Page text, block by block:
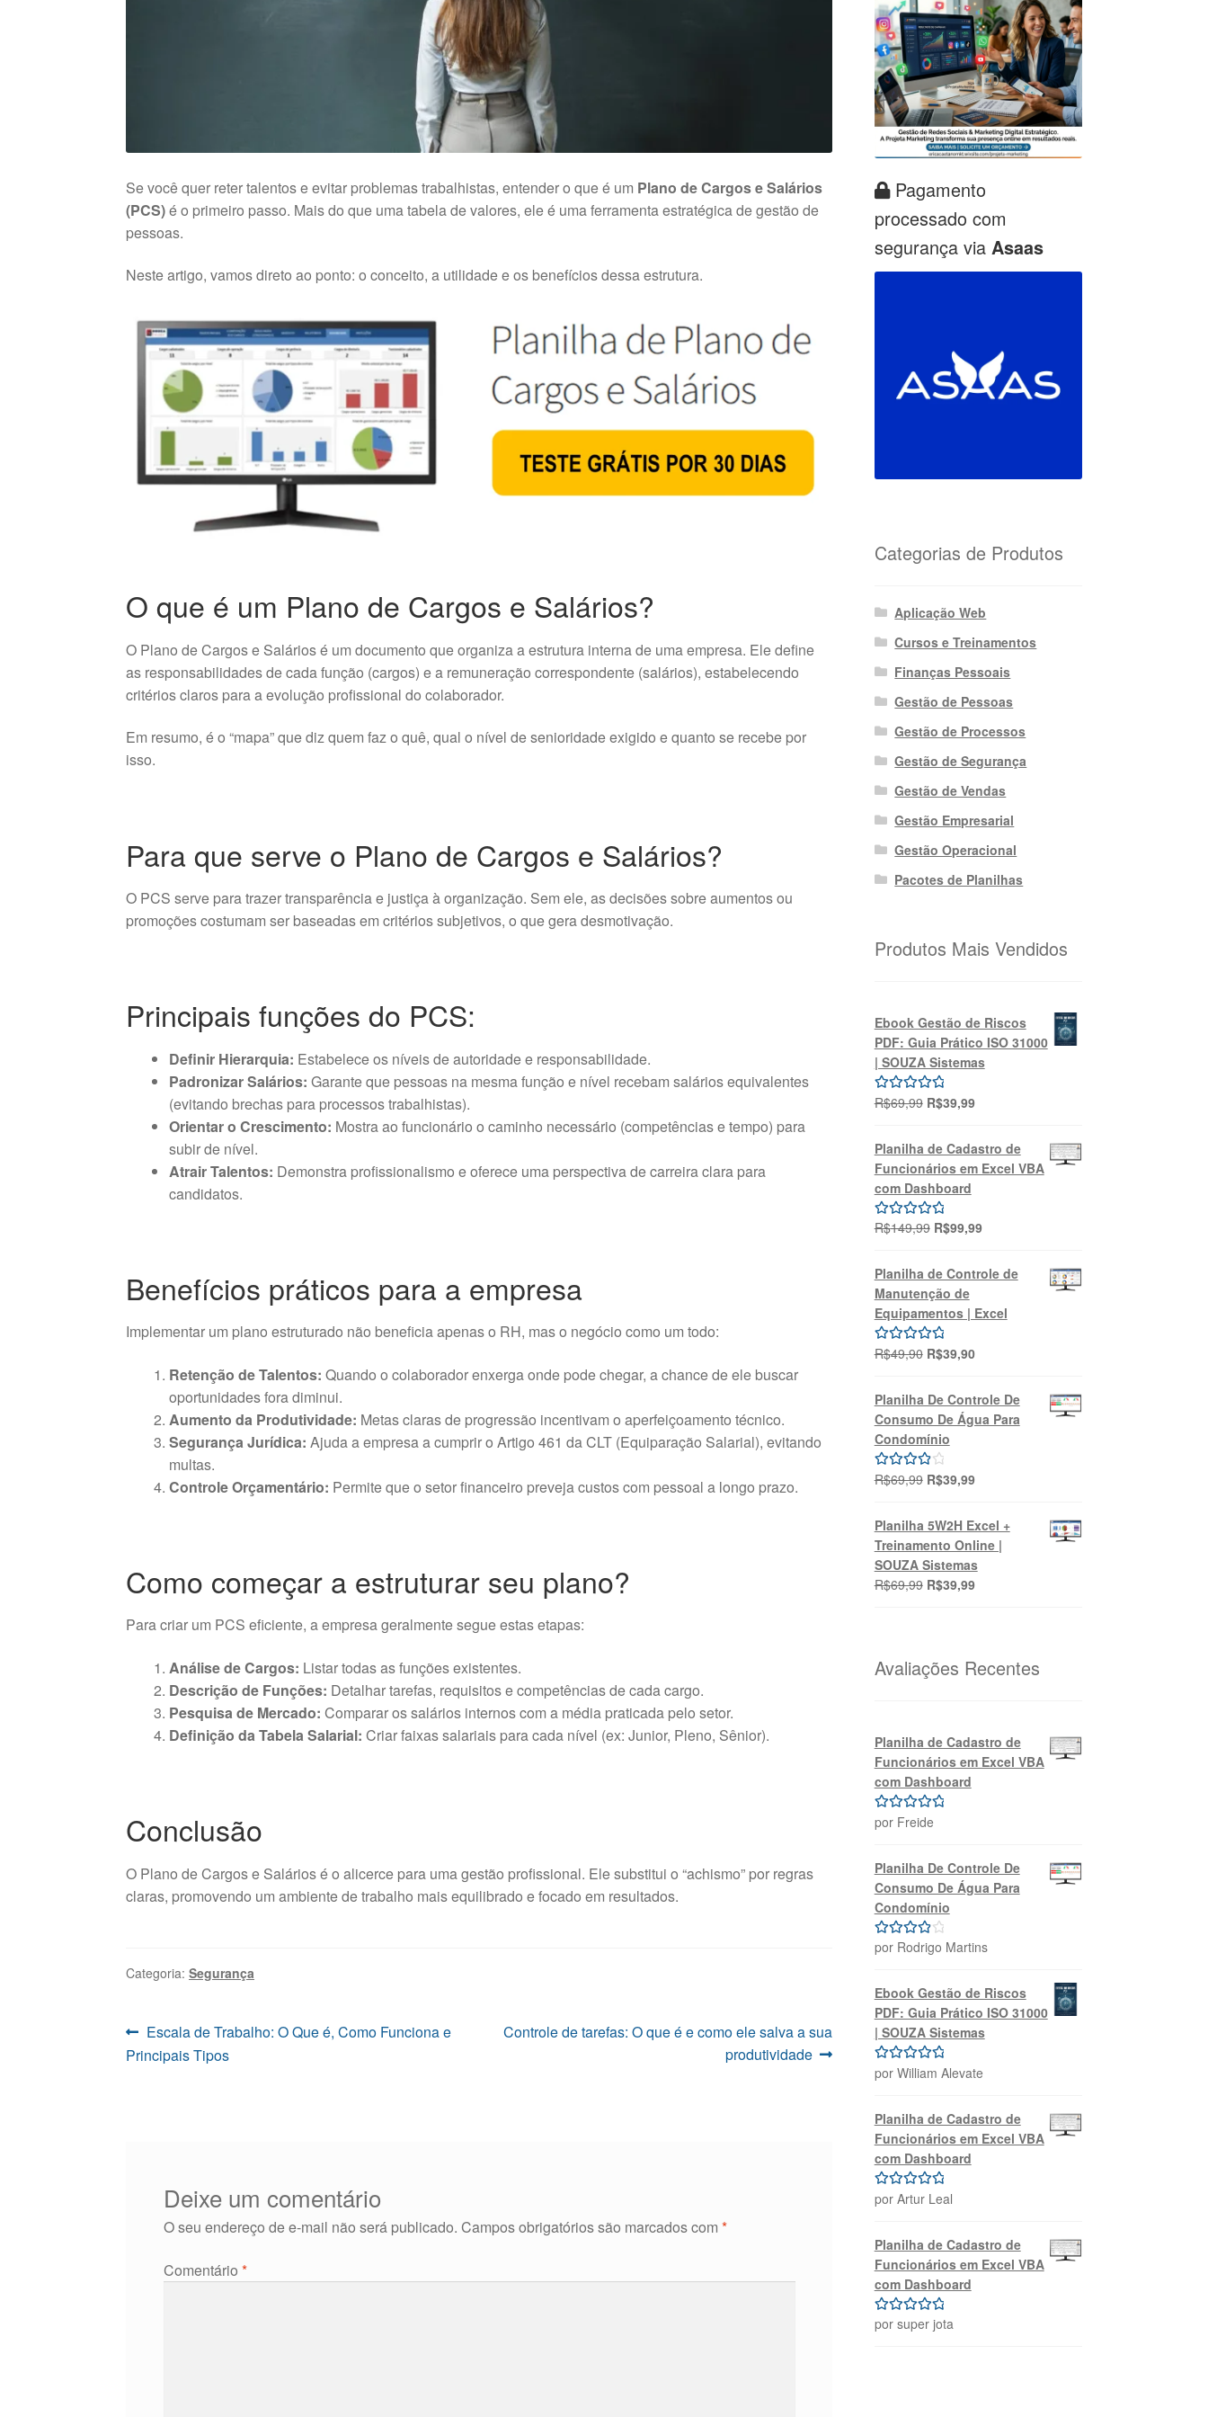
Se você quer reter talentos e evitar problemas trabalhistas, entender o que é um Plano de Cargos e Salários
(PCS)é o primeiro passo. Mais do que uma tabela de valores, ele é uma ferramenta estratégica de gestão de
pessoas.
Neste artigo, vamos direto ao ponto: o conceito, a utilidade e os benefícios dessa estrutura.
O que é um Plano de Cargos e Salários?
O Plano de Cargos e Salários é um documento que organiza a estrutura interna de uma empresa. Ele define
as responsabilidades de cada função (cargos) e a remuneração correspondente (salários), estabelecendo
critérios claros para a evolução profissional do colaborador.
Em resumo, é o “mapa” que diz quem faz o quê, qual o nível de senioridade exigido e quanto se recebe por
isso.
Para que serve o Plano de Cargos e Salários?
O PCS serve para trazer transparência e justiça à organização. Sem ele, as decisões sobre aumentos ou
promoções costumam ser baseadas em critérios subjetivos, o que gera desmotivação.
Principais funções do PCS:
Definir Hierarquia: Estabelece os níveis de autoridade e responsabilidade.
Padronizar Salários: Garante que pessoas na mesma função e nível recebam salários equivalentes
(evitando brechas para processos trabalhistas).
Orientar o Crescimento: Mostra ao funcionário o caminho necessário (competências e tempo) para
subir de nível.
Atrair Talentos: Demonstra profissionalismo e oferece uma perspectiva de carreira clara para
candidatos.
Benefícios práticos para a empresa
Implementar um plano estruturado não beneficia apenas o RH, mas o negócio como um todo:
Retenção de Talentos: Quando o colaborador enxerga onde pode chegar, a chance de ele buscar
oportunidades fora diminui.
Aumento da Produtividade: Metas claras de progressão incentivam o aperfeiçoamento técnico.
Segurança Jurídica: Ajuda a empresa a cumprir o Artigo 461 da CLT (Equiparação Salarial), evitando
multas.
Controle Orçamentário: Permite que o setor financeiro preveja custos com pessoal a longo prazo.
Como começar a estruturar seu plano?
Para criar um PCS eficiente, a empresa geralmente segue estas etapas:
Análise de Cargos: Listar todas as funções existentes.
Descrição de Funções: Detalhar tarefas, requisitos e competências de cada cargo.
Pesquisa de Mercado: Comparar os salários internos com a média praticada pelo setor.
Definição da Tabela Salarial: Criar faixas salariais para cada nível (ex: Junior, Pleno, Sênior).
Conclusão
O Plano de Cargos e Salários é o alicerce para uma gestão profissional. Ele substitui o “achismo” por regras
claras, promovendo um ambiente de trabalho mais equilibrado e focado em resultados.
Categoria:Segurança
Navegação
de
Post
anterior:
Escala de Trabalho: O Que é, Como Funciona e
Principais Tipos
Próximo
Controle de tarefas: O que é e como ele salva a sua
produtividade
Deixe um comentário
O seu endereço de e-mail não será publicado. Campos obrigatórios são marcados com *
Comentário *
Pagamento
processado com
segurança via Asaas
Categorias de Produtos
Aplicação Web
Cursos e Treinamentos
Finanças Pessoais
Gestão de Pessoas
Gestão de Processos
Gestão de Segurança
Gestão de Vendas
Gestão Empresarial
Gestão Operacional
Pacotes de Planilhas
Produtos Mais Vendidos
Ebook Gestão de Riscos
PDF: Guia Prático ISO 31000
| SOUZA Sistemas
Avaliação
R$69,99 O
original
era:
R$69,99.
R$39,99O
é:
R$39,99.
Planilha de Cadastro de
Funcionários em Excel VBA
com Dashboard
Avaliação
R$149,99 O
original
era:
R$149,99.
R$99,99O
atual
é:
R$99,99.
Planilha de Controle de
Manutenção de
Equipamentos | Excel
Avaliação
R$49,90 O
original
era:
R$49,90.
R$39,90O
atual
é:
R$39,90.
Planilha De Controle De
Consumo De Água Para
Condomínio
Avaliação
R$69,99 O
original
era:
R$69,99.
R$39,99O
atual
é:
R$39,99.
Planilha 5W2H Excel +
Treinamento Online |
SOUZA Sistemas
R$69,99 O
R$69,99.
R$39,99O
R$39,99.
Avaliações Recentes
Planilha de Cadastro de
Funcionários em Excel VBA
com Dashboard
Avaliação5
por Freide
Planilha De Controle De
Consumo De Água Para
Condomínio
Avaliação
por Rodrigo Martins
Ebook Gestão de Riscos
PDF: Guia Prático ISO 31000
| SOUZA Sistemas
Avaliação5
por William Alevate
Planilha de Cadastro de
Funcionários em Excel VBA
com Dashboard
Avaliação 5
por Artur Leal
Planilha de Cadastro de
Funcionários em Excel VBA
com Dashboard
Avaliação5
por super jota